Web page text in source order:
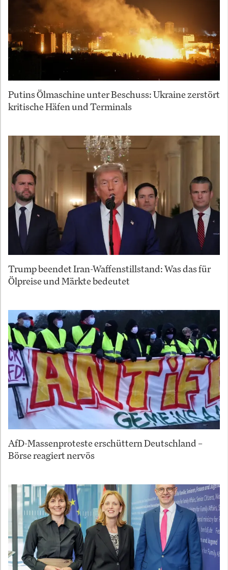
Putins Ölmaschine unter Beschuss: Ukraine zerstört
kritische Häfen und Terminals
Trump beendet Iran-Waffenstillstand: Was das für
Ölpreise und Märkte bedeutet
AfD-Massenproteste erschüttern Deutschland –
Börse reagiert nervös